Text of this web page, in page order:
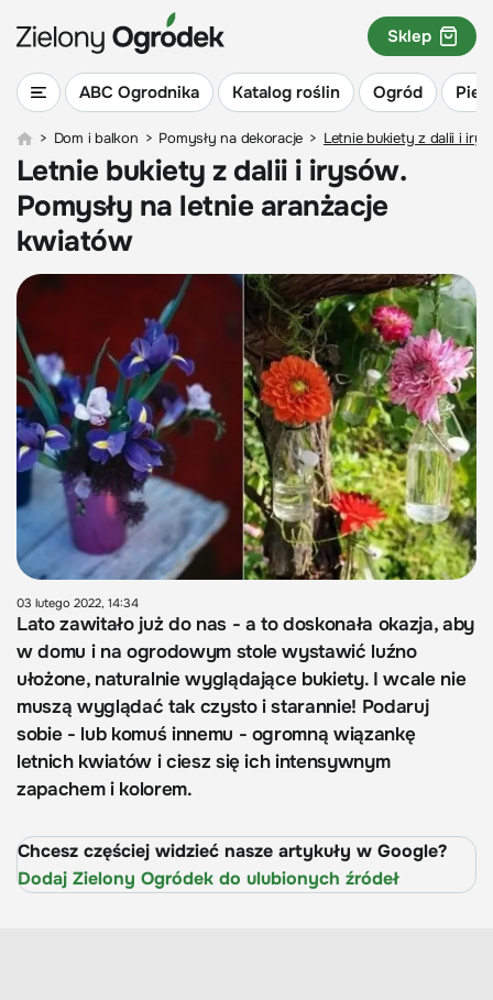
ABC Ogrodnika Katalog roślin Ogród
Sklep
> Dom i balkon > Pomysły na dekoracje > Letnie bukiety z dalii i
Letnie bukiety z dalii i irysów.
Pomysły na letnie aranżacje
kwiatów
03 lutego 2022, 14:34
Lato zawitało już do nas - a to doskonała okazja, aby
w domu i na ogrodowym stole wystawić luźno
ułożone, naturalnie wyglądające bukiety. I wcale nie
muszą wyglądać tak czysto i starannie! Podaruj
sobie - lub komuś innemu - ogromną wiązankę
letnich kwiatów i ciesz się ich intensywnym
zapachem i kolorem.
Chcesz częściej widzieć nasze artykuły w Google?
Dodaj Zielony Ogródek do ulubionych źródeł